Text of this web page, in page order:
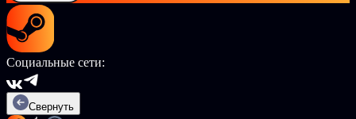
Социальные сети:
Свернуть